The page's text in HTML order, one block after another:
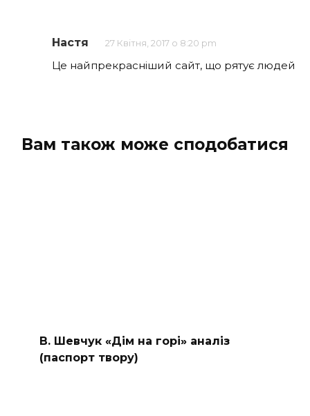
Настя 27 Квітня, 2017 о 8:20 pm
Це найпрекрасніший сайт, що рятує людей
Вам також може сподобатися
В. Шевчук «Дім на горі» аналіз
(паспорт твору)